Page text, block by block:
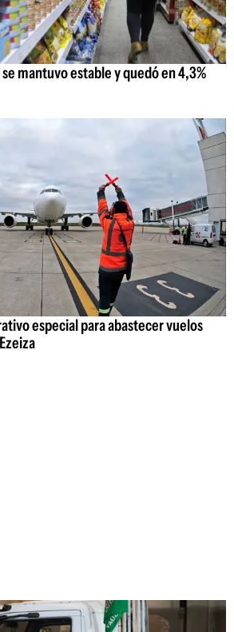
mantuvo estable y quedó en 4,3%
especial para abastecer vuelos